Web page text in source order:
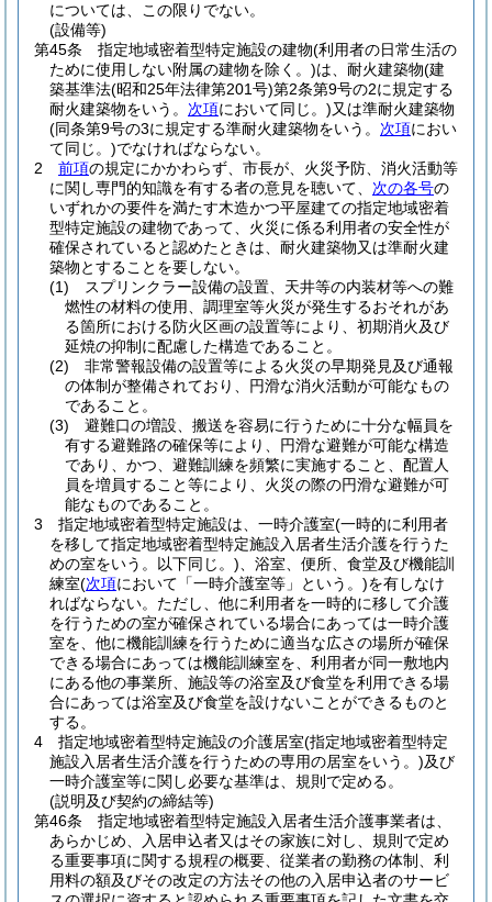
については、この限りでない。
(設備等)
第45条
指定地域密着型特定施設の建物(利用者の日常生活の
ために使用しない附属の建物を除く。)は、耐火建築物(建
築基準法(昭和25年法律第201号)第2条第9号の2に規定する
耐火建築物をいう。 次項において同じ。)又は準耐火建築物
(同条第9号の3に規定する準耐火建築物をいう。 次項におい
て同じ。)でなければならない。
2
前項の規定にかかわらず、市長が、火災予防、消火活動等
に関し専門的知識を有する者の意見を聴いて、 次の各号の
いずれかの要件を満たす木造かつ平屋建ての指定地域密着
型特定施設の建物であって、火災に係る利用者の安全性が
確保されていると認めたときは、耐火建築物又は準耐火建
築物とすることを要しない。
(1)
スプリンクラー設備の設置、天井等の内装材等への難
燃性の材料の使用、調理室等火災が発生するおそれがあ
る箇所における防火区画の設置等により、初期消火及び
延焼の抑制に配慮した構造であること。
(2)
非常警報設備の設置等による火災の早期発見及び通報
の体制が整備されており、円滑な消火活動が可能なもの
であること。
(3)
避難口の増設、搬送を容易に行うために十分な幅員を
有する避難路の確保等により、円滑な避難が可能な構造
であり、かつ、避難訓練を頻繁に実施すること、配置人
員を増員すること等により、火災の際の円滑な避難が可
能なものであること。
3
指定地域密着型特定施設は、一時介護室(一時的に利用者
を移して指定地域密着型特定施設入居者生活介護を行うた
めの室をいう。以下同じ。) 、浴室、便所、食堂及び機能訓
練室(次項において「一時介護室等」という。)を有しなけ
ればならない。 ただし、他に利用者を一時的に移して介護
を行うための室が確保されている場合にあっては一時介護
室を、他に機能訓練を行うために適当な広さの場所が確保
できる場合にあっては機能訓練室を、利用者が同一敷地内
にある他の事業所、施設等の浴室及び食堂を利用できる場
合にあっては浴室及び食堂を設けないことができるものと
する。
4
指定地域密着型特定施設の介護居室(指定地域密着型特定
施設入居者生活介護を行うための専用の居室をいう。)及び
一時介護室等に関し必要な基準は、規則で定める。
(説明及び契約の締結等)
第46条
指定地域密着型特定施設入居者生活介護事業者は、
あらかじめ、入居申込者又はその家族に対し、規則で定め
る重要事項に関する規程の概要、従業者の勤務の体制、利
用料の額及びその改定の方法その他の入居申込者のサービ